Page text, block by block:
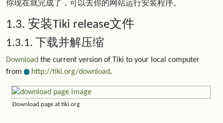
你现在就完成了，可以去你的网站运行安装程序。
1.3. 安装Tiki release文件
1.3.1. 下载并解压缩
Download the current version of Tiki to your local computer
from
http://tiki.org/download.
Download page at tiki.org